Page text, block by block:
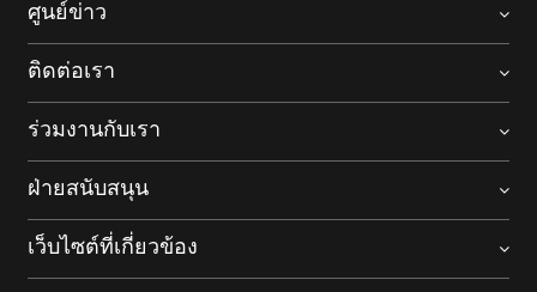
ศูนย์ข่าว
ติดต่อเรา
ร่วมงานกับเรา
ฝ่ายสนับสนุน
เว็บไซต์ที่เกี่ยวข้อง